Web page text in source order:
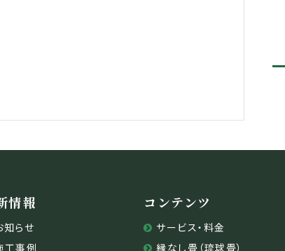
情報
知らせ
工事例
コンテンツ
サービス・料金
縁なし畳（琉球畳）